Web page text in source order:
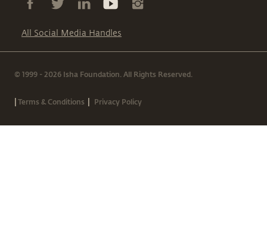
All Social Media Handles
© 1999 - 2026 Isha Foundation. All Rights Reserved.
|Terms & Conditions | Privacy Policy